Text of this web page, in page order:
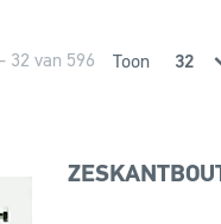
32 van 596 Toon